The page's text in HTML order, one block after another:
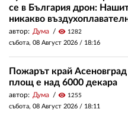
се в България дрон:
никакво
автор: Дума visibility 1282
събота, 08 Август 2026 / 18:16
Пожарът край Асеновград
площ е над 6000 декара
автор: Дума visibility 1255
събота, 08 Август 2026 / 18:11